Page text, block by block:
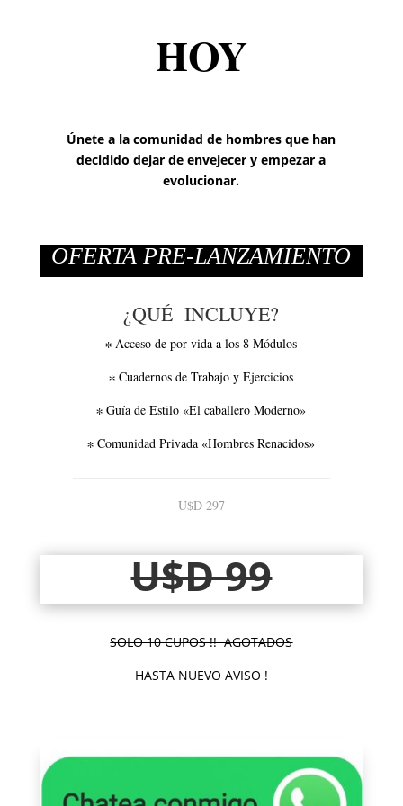
HOY
Únete a la comunidad de hombres que han
decidido dejar de envejecer y empezar a
evolucionar.
OFERTA PRE-LANZAMIENTO
¿QUÉ INCLUYE?
∗ Acceso de por vida a los 8 Módulos
∗ Cuadernos de Trabajo y Ejercicios
∗ Guía de Estilo «El caballero Moderno»
∗ Comunidad Privada «Hombres Renacidos»
​—————————————
U$D 297
U$D 99
SOLO 10 CUPOS !! AGOTADOS
HASTA NUEVO AVISO !